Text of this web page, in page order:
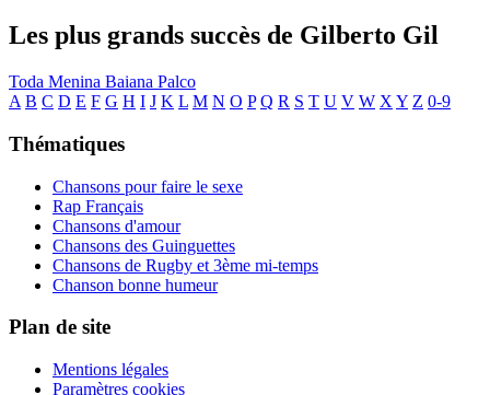
Les plus grands succès de Gilberto Gil
Toda Menina Baiana Palco
A B C D E F G H I J K L M N O P Q R S T U V W X Y Z 0-9
Thématiques
Chansons pour faire le sexe
Rap Français
Chansons d'amour
Chansons des Guinguettes
Chansons de Rugby et 3ème mi-temps
Chanson bonne humeur
Plan de site
Mentions légales
Paramètres cookies